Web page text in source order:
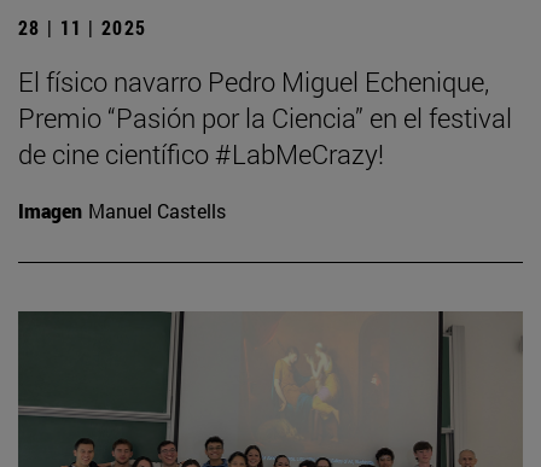
28 | 11 | 2025
El físico navarro Pedro Miguel Echenique,
Premio “Pasión por la Ciencia” en el festival
de cine científico #LabMeCrazy!
Imagen Manuel Castells